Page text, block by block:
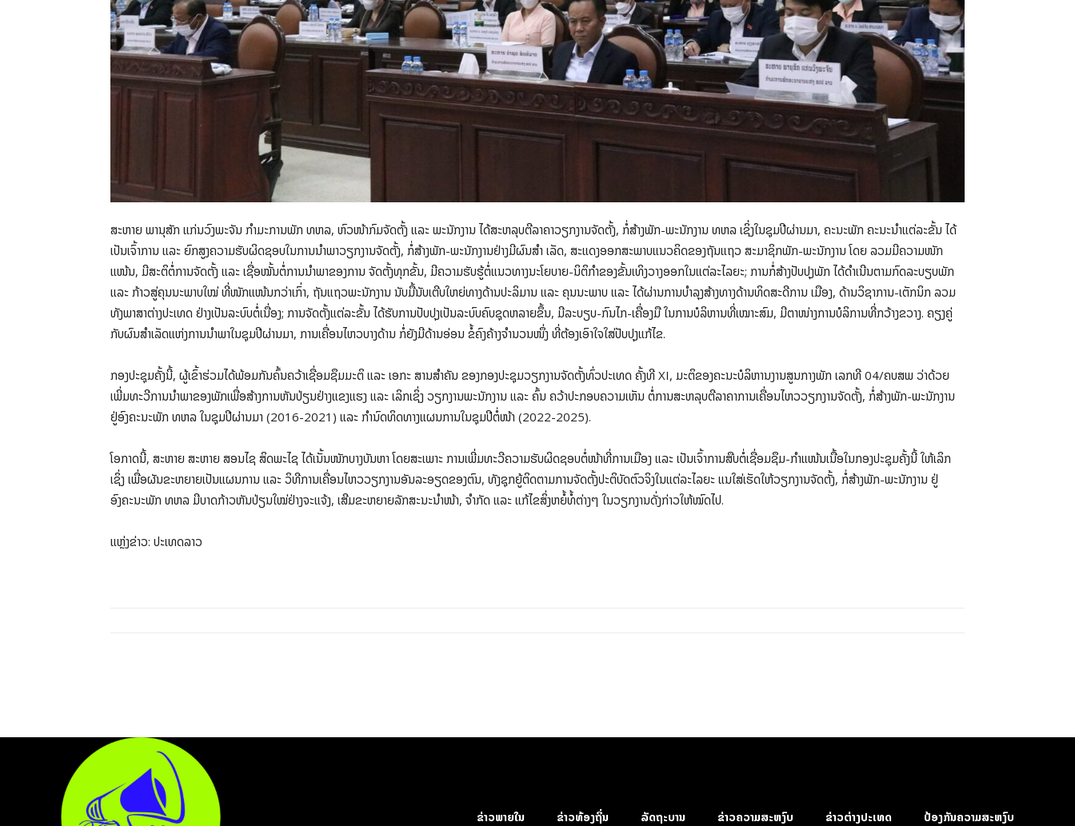
ສະຫາຍ ພານຸສັກ ແກ່ນວົງພະຈັນ ກຳມະການພັກ ທຫລ, ຫົວໜ້າກົມຈັດຕັ້ງ ແລະ ພະນັກງານ ໄດ້ສະຫລຸບຕີລາຄາວຽກງານຈັດຕັ້ງ, ກໍ່ສ້າງພັກ-ພະນັກງານ ທຫລ ເຊິ່ງໃນຊຸມປີຜ່ານມາ, ຄະນະພັກ ຄະນະນຳແຕ່ລະຂັ້ນ ໄດ້
ເປັນເຈົ້າການ ແລະ ຍົກສູງຄວາມຮັບຜິດຊອບໃນການນຳພາວຽກງານຈັດຕັ້ງ, ກໍ່ສ້າງພັກ-ພະນັກງານຢ່າງມີຜົນສຳ ເລັດ, ສະແດງອອກສະພາບແນວຄິດຂອງຖັນແຖວ ສະມາຊິກພັກ-ພະນັກງານ ໂດຍ ລວມມີຄວາມໜັກ
ແໜ້ນ, ມີສະຕິຕໍ່ການຈັດຕັ້ງ ແລະ ເຊື່ອໝັ້ນຕໍ່ການນຳພາຂອງການ ຈັດຕັ້ງທຸກຂັ້ນ, ມີຄວາມຮັບຮູ້ຕໍ່ແນວທາງນະໂຍບາຍ-ນິຕິກຳຂອງຂັ້ນເທິງວາງອອກໃນແຕ່ລະໄລຍະ; ການກໍ່ສ້າງປັບປຸງພັກ ໄດ້ດຳເນີນຕາມກົດລະບຽບພັກ
ແລະ ກ້າວສູ່ຄຸນນະພາບໃໝ່ ທີ່ໜັກແໜ້ນກວ່າເກົ່າ, ຖັນແຖວພະນັກງານ ນັບມື້ນັບເຕີບໃຫຍ່ທາງດ້ານປະລິມານ ແລະ ຄຸນນະພາບ ແລະ ໄດ້ຜ່ານການບຳລຸງສ້າງທາງດ້ານທິດສະດີການ ເມືອງ, ດ້ານວິຊາການ-ເຕັກນິກ ລວມ
ທັງພາສາຕ່າງປະເທດ ຢ່າງເປັນລະບົບຕໍ່ເນື່ອງ; ການຈັດຕັ້ງແຕ່ລະຂັ້ນ ໄດ້ຮັບການປັບປຸງເປັນລະບົບຄົບຊຸດຫລາຍຂຶ້ນ, ມີລະບຽບ-ກົນໄກ-ເຄື່ອງມື ໃນການບໍລິຫານທີ່ເໝາະສົມ, ມີຕາໜ່າງການບໍລິການທີ່ກວ້າງຂວາງ. ຄຽງຄູ່
ກັບຜົນສຳເລັດແຫ່ງການນຳພາໃນຊຸມປີຜ່ານມາ, ການເຄື່ອນໄຫວບາງດ້ານ ກໍ່ຍັງມີດ້ານອ່ອນ ຂໍ້ຄົງຄ້າງຈຳນວນໜຶ່ງ ທີ່ຕ້ອງເອົາໃຈໃສ່ປັບປຸງແກ້ໄຂ.
ກອງປະຊຸມຄັ້ງນີ້, ຜູ້ເຂົ້າຮ່ວມໄດ້ພ້ອມກັນຄົ້ນຄວ້າເຊື່ອມຊຶມມະຕິ ແລະ ເອກະ ສານສຳຄັນ ຂອງກອງປະຊຸມວຽກງານຈັດຕັ້ງທົ່ວປະເທດ ຄັ້ງທີ XI, ມະຕິຂອງຄະນະບໍລິຫານງານສູນກາງພັກ ເລກທີ 04/ຄບສພ ວ່າດ້ວຍ
ເພີ່ມທະວີການນຳພາຂອງພັກເພື່ອສ້າງການຫັນປ່ຽນຢ່າງແຂງແຮງ ແລະ ເລິກເຊິ່ງ ວຽກງານພະນັກງານ ແລະ ຄົ້ນ ຄວ້າປະກອບຄວາມເຫັນ ຕໍ່ການສະຫລຸບຕີລາຄາການເຄື່ອນໄຫວວຽກງານຈັດຕັ້ງ, ກໍ່ສ້າງພັກ-ພະນັກງານ
ຢູ່ອົງຄະນະພັກ ທຫລ ໃນຊຸມປີຜ່ານມາ (2016-2021) ແລະ ກຳນົດທິດທາງແຜນການໃນຊຸມປີຕໍ່ໜ້າ (2022-2025).
ໂອກາດນີ້, ສະຫາຍ ສະຫາຍ ສອນໄຊ ສິດພະໄຊ ໄດ້ເນັ້ນໜັກບາງບັນຫາ ໂດຍສະເພາະ ການເພີ່ມທະວີຄວາມຮັບຜິດຊອບຕໍ່ໜ້າທີ່ການເມືອງ ແລະ ເປັນເຈົ້າການສືບຕໍ່ເຊື່ອມຊຶມ-ກຳແໜ້ນເນື້ອໃນກອງປະຊຸມຄັ້ງນີ້ ໃຫ້ເລິກ
ເຊິ່ງ ເພື່ອຜັນຂະຫຍາຍເປັນແຜນການ ແລະ ວິທີການເຄື່ອນໄຫວວຽກງານອັນລະອຽດຂອງຕົນ, ທັງຊຸກຍູ້ຕິດຕາມການຈັດຕັ້ງປະຕິບັດຕົວຈິງໃນແຕ່ລະໄລຍະ ແນໃສ່ເຮັດໃຫ້ວຽກງານຈັດຕັ້ງ, ກໍ່ສ້າງພັກ-ພະນັກງານ ຢູ່
ອົງຄະນະພັກ ທຫລ ມີບາດກ້າວຫັນປ່ຽນໃໝ່ຢ່າງຈະແຈ້ງ, ເສີມຂະຫຍາຍລັກສະນະນໍາໜ້າ, ຈໍາກັດ ແລະ ແກ້ໄຂສິ່ງຫຍໍ້ທໍ້ຕ່າງໆ ໃນວຽກງານດັ່ງກ່າວໃຫ້ໝົດໄປ.
ແຫຼ່ງຂ່າວ: ປະເທດລາວ
ຂ່າວພາຍໃນ ຂ່າວທ້ອງຖິ່ນ ລັດຖະບານ ຂ່າວຄວາມສະຫງົບ ຂ່າວຕ່າງປະເທດ ປ້ອງກັນຄວາມສະຫງົບ